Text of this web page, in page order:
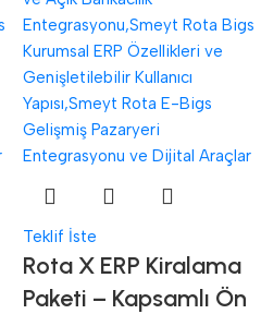
Teklif İste
Rota X ERP Kiralama
Paketi – Kapsamlı Ön